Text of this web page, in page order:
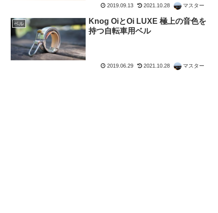
2019.09.13 2021.10.28 マスター
ベル
Knog OiとOi LUXE 極上の音色を
持つ自転車用ベル
2019.06.29 2021.10.28 マスター